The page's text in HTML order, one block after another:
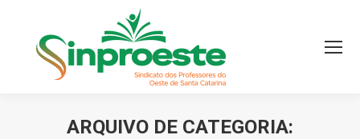
ARQUIVO DE CATEGORIA: